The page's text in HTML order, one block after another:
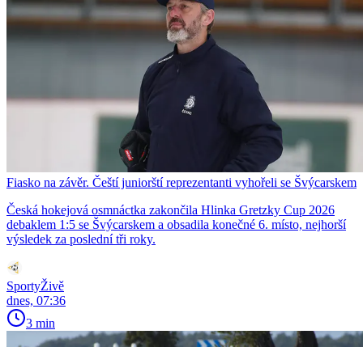
Fiasko na závěr. Čeští juniorští reprezentanti vyhořeli se Švýcarskem
Česká hokejová osmnáctka zakončila Hlinka Gretzky Cup 2026
debaklem 1:5 se Švýcarskem a obsadila konečné 6. místo, nejhorší
výsledek za poslední tři roky.
SportyŽivě
dnes, 07:36
3 min